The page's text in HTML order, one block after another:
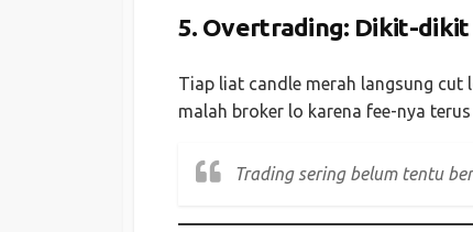
5. Overtrading: Dikit-dikit
Tiap liat candle merah langsung cut
malah broker lo karena fee-nya
Trading sering belum tentu